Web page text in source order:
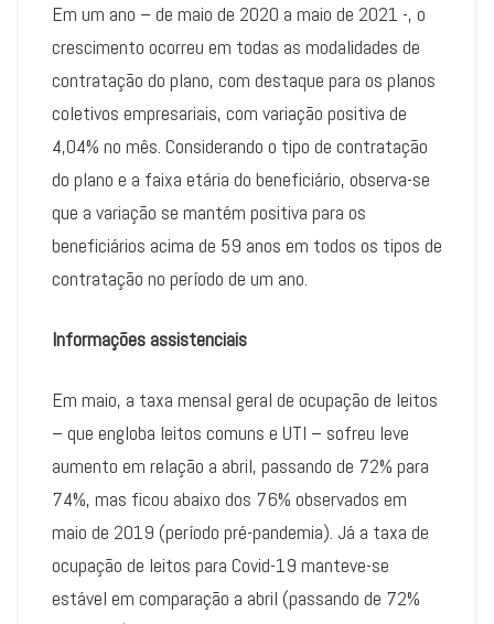
Em um ano – de maio de 2020 a maio de 2021 -, o
crescimento ocorreu em todas as modalidades de
contratação do plano, com destaque para os planos
coletivos empresariais, com variação positiva de
4,04% no mês. Considerando o tipo de contratação
do plano e a faixa etária do beneficiário, observa-se
que a variação se mantém positiva para os
beneficiários acima de 59 anos em todos os tipos de
contratação no período de um ano.
Informações assistenciais
Em maio, a taxa mensal geral de ocupação de leitos
– que engloba leitos comuns e UTI – sofreu leve
aumento em relação a abril, passando de 72% para
74%, mas ficou abaixo dos 76% observados em
maio de 2019 (período pré-pandemia). Já a taxa de
ocupação de leitos para Covid-19 manteve-se
estável em comparação a abril (passando de 72%